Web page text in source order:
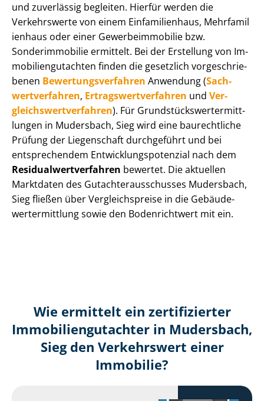
und zuverlässig begleiten. Hierfür werden die
Verkehrswerte von einem Einfamilienhaus, Mehr­fa­mi­l
i­en­haus oder einer Ge­wer­be­im­mo­bi­lie bzw.
Sonderimmobilie ermittelt. Bei der Erstellung von Im­
mo­bi­li­en­gut­ach­ten finden die gesetzlich vor­ge­schrie­
be­nen Be­wer­tungs­ver­fah­ren Anwendung (Sach­
wert­ver­fah­ren, Er­trags­wert­ver­fah­ren und Ver­
gleichs­wert­ver­fah­ren). Für Grund­stücks­wert­ermitt­
lun­gen in Mudersbach, Sieg wird eine baurechtliche
Prüfung der Liegenschaft durchgeführt und bei
entsprechendem Ent­wick­lungs­po­ten­zi­al nach dem
Re­si­du­al­wert­ver­fah­ren bewertet. Die aktuellen
Marktdaten des Gut­ach­ter­aus­schus­ses Mudersbach,
Sieg fließen über Ver­gleichs­prei­se in die Ge­bäu­de­
wert­ermitt­lung sowie den Bodenrichtwert mit ein.
Wie ermittelt ein zertifizierter
Immobilien­gutachter in Mudersbach,
Sieg den Verkehrswert einer
Immobilie?